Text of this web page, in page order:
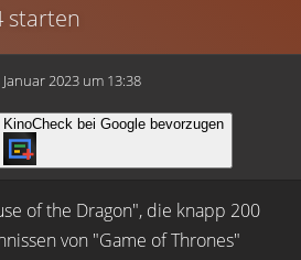
starten
Januar 2023 um 13:38
KinoCheck bei Google bevorzugen
of the Dragon", die knapp 200
von "Game of Thrones"